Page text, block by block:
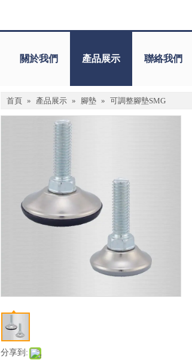
關於我們 產品展示 聯絡我們
首頁 » 產品展示 » 腳墊 » 可調整腳墊SMG
分享到: